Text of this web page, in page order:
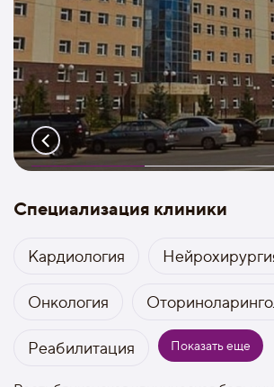
Специализация клиники
Кардиология
Онкология
Реабилитация Показать еще